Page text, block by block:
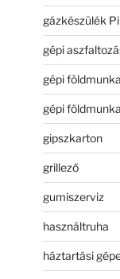
gázkészülék
gépi
gépi földmunka
gépi
gipszkarton
grillező
gumiszerviz
használtruha
háztartási